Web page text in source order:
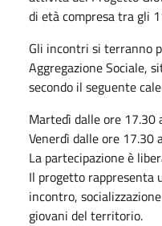
di età compresa tra gli
Gli incontri si terranno
Aggregazione Sociale,
secondo il seguente
Martedì dalle ore 17.30
Venerdì dalle ore 17.30
La partecipazione è
Il progetto rappresenta
incontro,
giovani del territorio.